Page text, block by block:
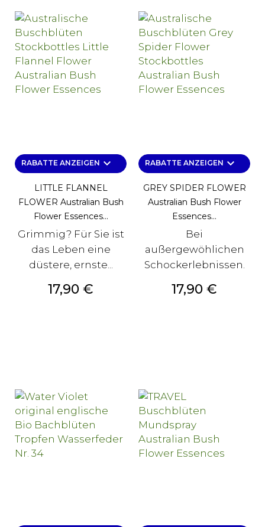
RABATTE ANZEIGEN keyboard_arrow_down
LITTLE FLANNEL
FLOWER Australian Bush
Flower Essences...
Grimmig? Für Sie ist
das Leben eine
düstere, ernste...
Preis
17,90 €
RABATTE ANZEIGEN keyboard_arrow_down
GREY SPIDER FLOWER
Australian Bush Flower
Essences...
Bei
außergewöhlichen
Schockerlebnissen.
Preis
17,90 €